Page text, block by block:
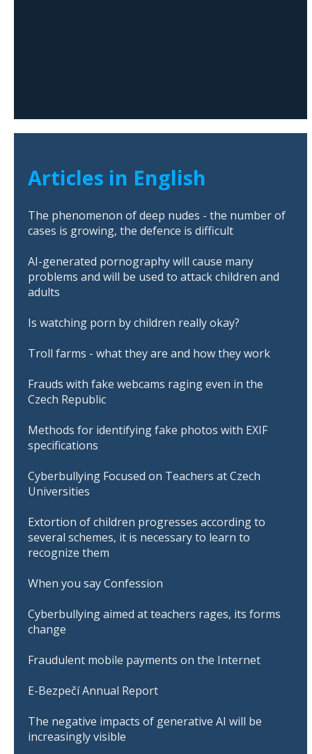
Articles in English
The phenomenon of deep nudes - the number of
cases is growing, the defence is difficult
AI-generated pornography will cause many
problems and will be used to attack children and
adults
Is watching porn by children really okay?
Troll farms - what they are and how they work
Frauds with fake webcams raging even in the
Czech Republic
Methods for identifying fake photos with EXIF
specifications
Cyberbullying Focused on Teachers at Czech
Universities
Extortion of children progresses according to
several schemes, it is necessary to learn to
recognize them
When you say Confession
Cyberbullying aimed at teachers rages, its forms
change
Fraudulent mobile payments on the Internet
E-Bezpečí Annual Report
The negative impacts of generative AI will be
increasingly visible